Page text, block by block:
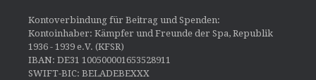
Kontoverbindung für Beitrag und Spenden:
Kontoinhaber: Kämpfer und Freunde der Spa, Republik
1936 - 1939 e.V. (KFSR)
IBAN: DE31 100500001653528911
SWIFT-BIC: BELADEBEXXX